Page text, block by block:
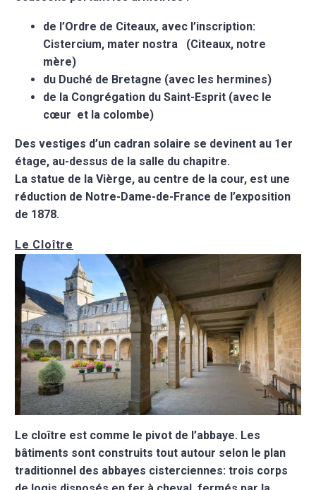
de l’Ordre de Citeaux, avec l’inscription:
Cistercium, mater nostra (Citeaux, notre
mère)
du Duché de Bretagne (avec les hermines)
de la Congrégation du Saint-Esprit (avec le
cœur et la colombe)
Des vestiges d’un cadran solaire se devinent au 1er
étage, au-dessus de la salle du chapitre.
La statue de la Vièrge, au centre de la cour, est une
réduction de Notre-Dame-de-France de l’exposition
de 1878.
Le Cloître
Le cloître est comme le pivot de l’abbaye. Les
bâtiments sont construits tout autour selon le plan
traditionnel des abbayes cisterciennes: trois corps